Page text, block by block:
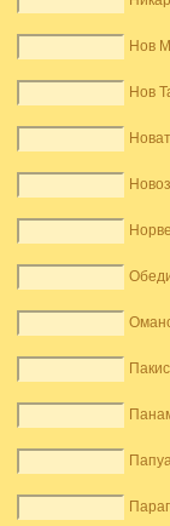
Нов
Нов